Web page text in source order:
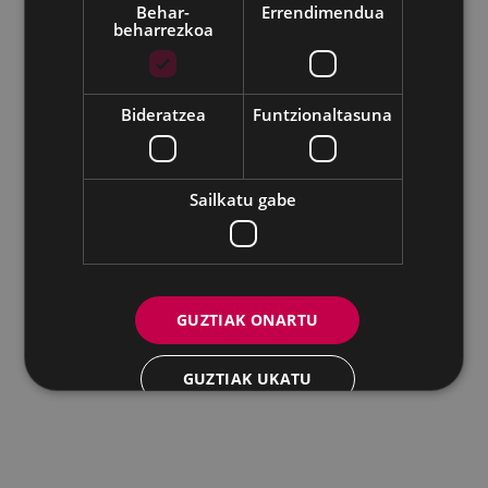
Udalaren sare sozial guztiak
Eibarko Andretxea - Isasi kalea, 11 | 20600 Eibar
Andretxea: 943 54 39 38Berdintasuna: 943 70 84 40
andretxea@eibar.eus
berdintasuna@eibar.eus
IFZ: P2003100A | DIR3 L01200300
Behar-
beharrezkoa
Errendimendua
Bideratzea Funtzionaltasuna
Sailkatu gabe
GUZTIAK ONARTU
GUZTIAK UKATU